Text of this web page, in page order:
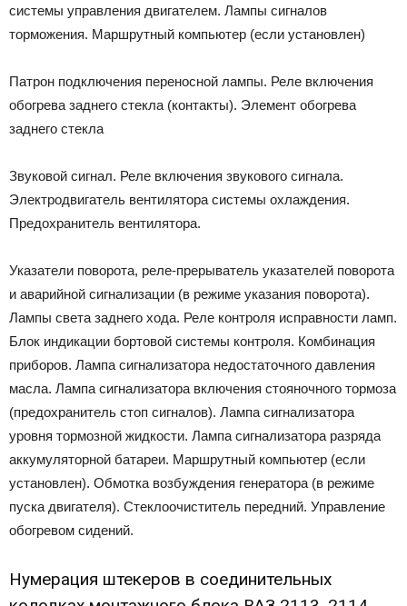
системы управления двигателем. Лампы сигналов
торможения. Маршрутный компьютер (если установлен)
Патрон подключения переносной лампы. Реле включения
обогрева заднего стекла (контакты). Элемент обогрева
заднего стекла
Звуковой сигнал. Реле включения звукового сигнала.
Электродвигатель вентилятора системы охлаждения.
Предохранитель вентилятора.
Указатели поворота, реле-прерыватель указателей поворота
и аварийной сигнализации (в режиме указания поворота).
Лампы света заднего хода. Реле контроля исправности ламп.
Блок индикации бортовой системы контроля. Комбинация
приборов. Лампа сигнализатора недостаточного давления
масла. Лампа сигнализатора включения стояночного тормоза
(предохранитель стоп сигналов). Лампа сигнализатора
уровня тормозной жидкости. Лампа сигнализатора разряда
аккумуляторной батареи. Маршрутный компьютер (если
установлен). Обмотка возбуждения генератора (в режиме
пуска двигателя). Стеклоочиститель передний. Управление
обогревом сидений.
Нумерация штекеров в соединительных